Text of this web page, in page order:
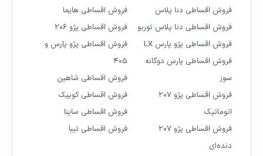
فروش اقساطی دنا پلاس
فروش اقساطی دنا پلاس توربو
فروش اقساطی پژو پارس LX
فروش اقساطی پارس دوگانه
سوز
فروش اقساطی پژو ۲۰۷
اتوماتیک
فروش اقساطی پژو ۲۰۷
دنده‌ای
فروش اقساطی هایما
فروش اقساطی پژو ۲۰۶
فروش اقساطی پژو پارس و
۴۰۵
فروش اقساطی شاهین
فروش اقساطی کوییک
فروش اقساطی ساینا
فروش اقساطی تیبا